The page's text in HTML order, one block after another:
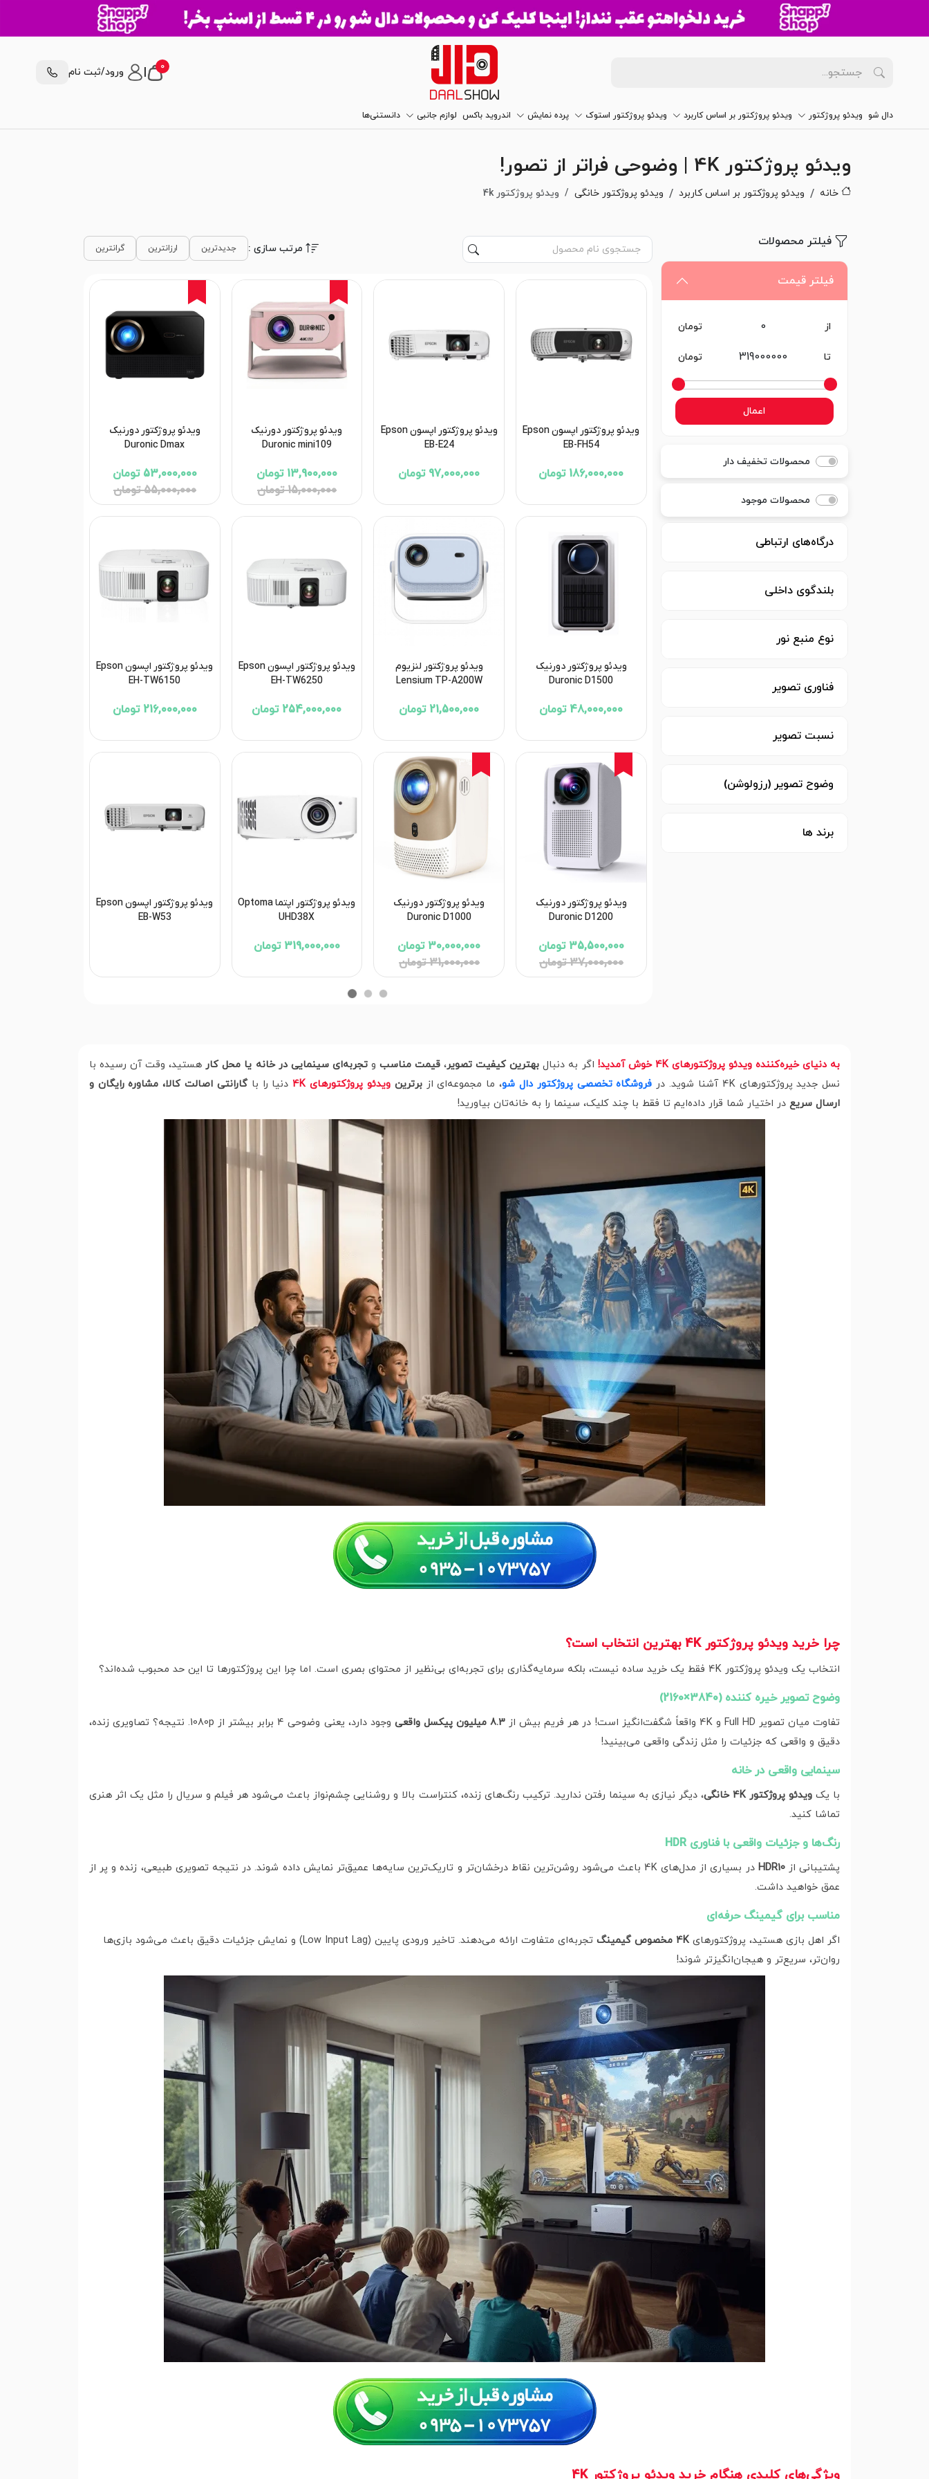
0
| ورود/ثبت نام
دال شو ویدئو پروژکتور ویدئو پروژکتور بر اساس کاربرد ویدئو پروژکتور استوک پرده نمایش اندروید باکس لوازم جانبی دانستنی‌ها
ویدئو پروژکتور 4K | وضوحی فراتر از تصور!
خانه ویدئو پروژکتور بر اساس کاربرد ویدئو پروژکتور خانگی ویدئو پروژکتور 4k
فیلتر محصولات
فیلتر قیمت
از تومان
تا تومان
اعمال
محصولات تخفیف دار
محصولات موجود
درگاه‌های ارتباطی
بلندگوی داخلی
نوع منبع نور
فناوری تصویر
نسبت تصویر
وضوح تصویر (رزولوشن)
برند ها
مرتب سازی : جدیدترین ارزانترین گرانترین
ویدئو پروژکتور اپسون Epson
EB-FH54
186,000,000 تومان
ویدئو پروژکتور اپسون Epson
EB-E24
97,000,000 تومان
ویدئو پروژکتور دورنیک
Duronic mini109
13,900,000 تومان
15,000,000 تومان
ویدئو پروژکتور دورنیک
Duronic Dmax
53,000,000 تومان
55,000,000 تومان
ویدئو پروژکتور دورنیک
Duronic D1500
48,000,000 تومان
ویدئو پروژکتور لنزیوم
Lensium TP-A200W
21,500,000 تومان
ویدئو پروژکتور اپسون Epson
EH-TW6250
254,000,000 تومان
ویدئو پروژکتور اپسون Epson
EH-TW6150
216,000,000 تومان
4%
ویدئو پروژکتور دورنیک
Duronic D1200
35,500,000 تومان
37,000,000 تومان
ویدئو پروژکتور دورنیک
Duronic D1000
30,000,000 تومان
31,000,000 تومان
ویدئو پروژکتور اپتما Optoma
UHD38X
319,000,000 تومان
ویدئو پروژکتور اپسون Epson
EB-W53
به دنیای خیره‌کننده ویدئو پروژکتورهای 4K خوش آمدید! اگر به دنبال بهترین کیفیت تصویر، قیمت مناسب وتجربه‌ای سینمایی در خانه یا محل کارهستید، وقت آن رسیده با
نسل جدید پروژکتورهای 4K آشنا شوید. در
فروشگاه تخصصی پروژکتور دال‌ شو، ما مجموعه‌ای ازبرترینویدئو پروژکتورهای 4K دنیا را باگارانتی اصالت کالا، مشاوره رایگان و
ارسال سریعدر اختیار شما قرار داده‌ایم تا فقط با چند کلیک، سینما را به خانه‌تان بیاورید!
چرا خرید ویدئو پروژکتور 4K بهترین انتخاب است؟
انتخاب یک ویدئو پروژکتور 4K فقط یک خرید ساده نیست، بلکه سرمایه‌گذاری برای تجربه‌ای بی‌نظیر از محتوای بصری است. اما چرا این پروژکتورها تا این حد محبوب شده‌اند؟
وضوح تصویر خیره‌ کننده (3840×2160)
تفاوت میان تصویر Full HD و 4K واقعاً شگفت‌انگیز است! در هر فریم بیش از 8.3 میلیون پیکسل واقعی
وجود دارد، یعنی وضوحی ۴ برابر بیشتر از 1080p. نتیجه؟ تصاویری زنده،
دقیق و واقعی که جزئیات را مثل زندگی واقعی می‌بینید!
سینمایی واقعی در خانه
با یک ویدئو پروژکتور 4K خانگی
، دیگر نیازی به سینما رفتن ندارید. ترکیب رنگ‌های زنده، کنتراست بالا و روشنایی چشم‌نواز باعث می‌شود هر فیلم و سریال را مثل یک اثر هنری
تماشا کنید.
رنگ‌ها و جزئیات واقعی با فناوری HDR
پشتیبانی ازHDR10
در بسیاری از مدل‌های 4K باعث می‌شود روشن‌ترین نقاط درخشان‌تر و تاریک‌ترین سایه‌ها عمیق‌تر نمایش داده شوند. در نتیجه تصویری طبیعی، زنده و پر از
عمق خواهید داشت.
مناسب برای گیمینگ حرفه‌ای
اگر اهل بازی هستید، پروژکتورهای4K مخصوص گیمینگ
تجربه‌ای متفاوت ارائه می‌دهند. تاخیر ورودی پایین (Low Input Lag) و نمایش جزئیات دقیق باعث می‌شود بازی‌ها
روان‌تر، سریع‌تر و هیجان‌انگیزتر شوند!
ویژگی‌های کلیدی هنگام خرید ویدئو پروژکتور 4K